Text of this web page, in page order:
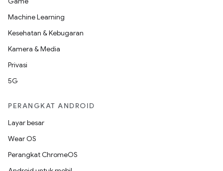
Machine Learning
Kesehatan & Kebugaran
Kamera & Media
Privasi
5G
PERANGKAT ANDROID
Layar besar
Wear OS
Perangkat ChromeOS